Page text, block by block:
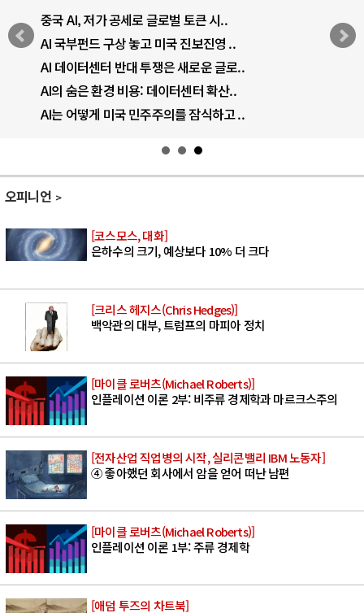
중국 AI, 저가 공세로 글로벌 토큰 시..
AI 국부펀드 구상 놓고 미국 진보진영 ..
AI 데이터센터 반대 투쟁은 새로운 글로..
AI의 숨은 환경 비용: 데이터센터 확산..
AI는 어떻게 미국 민주주의를 잠식하고 ..
오피니언
[코스모스, 대화]
은하수의 크기, 예상보다 10% 더 크다
[크리스 헤지스(Chris Hedges)]
백악관의 대부, 트럼프의 마피아 정치
[마이클 로버츠(Michael Roberts)]
인플레이션 이론 2부: 비주류 경제학과 마르크스주의
[전자산업 직업병의 시작, 실리콘밸리 IBM 노동자]
④ 좋아했던 회사에서 암을 얻어 떠난 남편
[마이클 로버츠(Michael Roberts)]
인플레이션 이론 1부: 주류 경제학
[애덤 투즈의 차트북]